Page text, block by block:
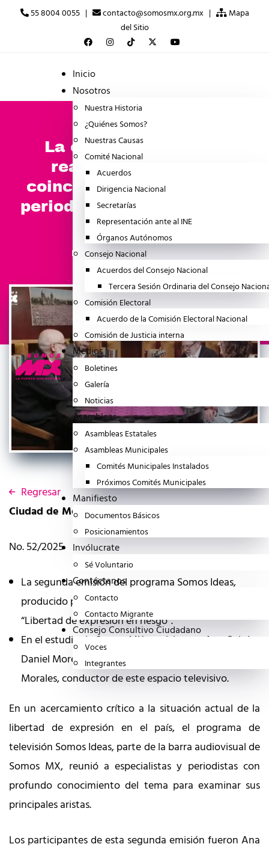
55 8004 0055 | contacto@somosmx.org.mx |
Mapa
del Sitio
Inicio
Nosotros
Nuestra Historia
¿Quiénes Somos?
Nuestras Causas
Comité Nacional
Acuerdos
Dirigencia Nacional
Secretarías
Representación ante al INE
Órganos Autónomos
Consejo Nacional
Acuerdos del Consejo Nacional
Tercera Sesión Ordinaria del Consejo
Comisión Electoral
Acuerdo de la Comisión Electoral Nacional
Comisión de Justicia interna
Medios
Boletines
Galería
Noticias
Asambleas
Asambleas Estatales
Asambleas Municipales
Comités Municipales Instalados
Próximos Comités Municipales
Manifiesto
Documentos Básicos
Posicionamientos
Invólucrate
Sé Voluntario
Contáctanos
Contacto
Contacto Migrante
Consejo Consultivo Ciudadano
Voces
Integrantes
La censura ya es una
realidad en México,
coinciden especialistas y
periodistas en el programa
Somos Ideas
BOLETINES julio 10, 2025
Regresar
Ciudad de México a 10 de Julio del 2025
No. 52/2025
La segunda emisión del programa Somos Ideas,
producido por Somos MX, estuvo dedicada al tema
“Libertad de expresión en riesgo”.
En el estudio de Somos MX participaron Ana Gaitán,
Daniel Moreno, Miguel Ángel Romero y Rodrigo
Morales, conductor de este espacio televisivo.
En un acercamiento crítico a la situación actual de la
libertad de expresión en el país, el programa de
televisión Somos Ideas, parte de la barra audiovisual de
Somos MX, reunió a especialistas y periodistas con
profundo conocimiento del tema para examinar sus
principales aristas.
Los participantes de esta segunda emisión fueron Ana